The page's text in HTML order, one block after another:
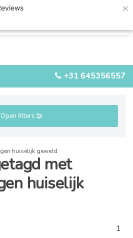
×
+31 645356557
Open filters
huiselijk geweld
met
huiselijk
1